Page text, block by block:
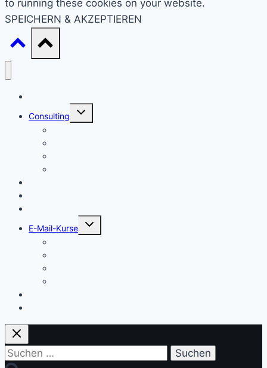
to running these cookies on your website.
SPEICHERN & AKZEPTIEREN
Consulting
Untermenü
E-Mail-Kurse
Untermenü
Suchen